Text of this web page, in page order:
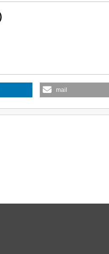
mail